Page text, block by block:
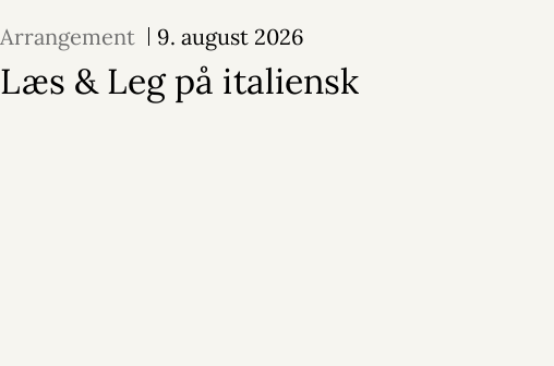
Arrangement 9. august 2026
Læs & Leg på italiensk